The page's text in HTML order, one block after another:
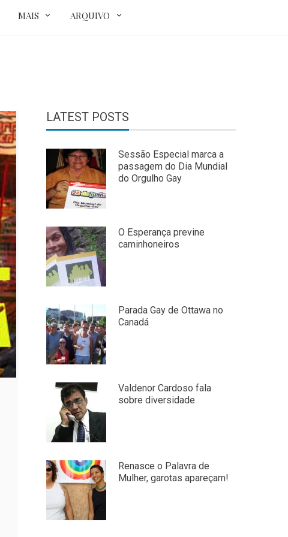
MAIS ARQUIVO
LATEST POSTS
Sessão Especial marca a
passagem do Dia Mundial
do Orgulho Gay
O Esperança previne
caminhoneiros
Parada Gay de Ottawa no
Canadá
Valdenor Cardoso fala
sobre diversidade
Renasce o Palavra de
Mulher, garotas apareçam!